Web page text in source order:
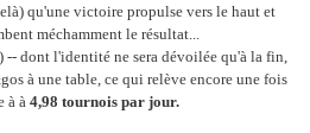
qu'une victoire propulse vers le haut et
méchamment le résultat...
-- dont l'identité ne sera dévoilée qu'à la fin,
à une table, ce qui relève encore une fois
à à 4,98 tournois par jour.